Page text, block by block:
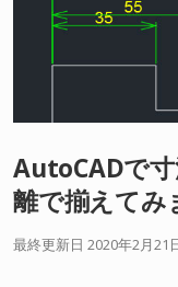
AutoCADで
離で揃えてみ
最終更新日 2020年2月21